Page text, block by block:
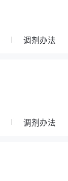
调剂办法
调剂办法